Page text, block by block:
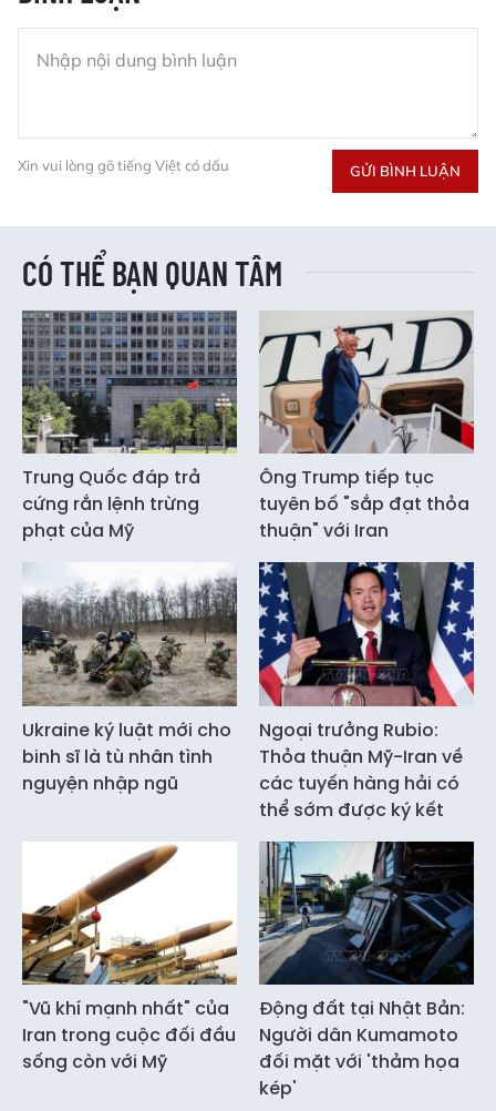
Xin vui lòng gõ tiếng Việt có dấu GỬI BÌNH LUẬN
CÓ THỂ BẠN QUAN TÂM
Trung Quốc đáp trả
cứng rắn lệnh trừng
phạt của Mỹ
Ông Trump tiếp tục
tuyên bố "sắp đạt thỏa
thuận" với Iran
Ukraine ký luật mới cho
binh sĩ là tù nhân tình
nguyện nhập ngũ
Ngoại trưởng Rubio:
Thỏa thuận Mỹ-Iran về
các tuyến hàng hải có
thể sớm được ký kết
"Vũ khí mạnh nhất" của
Iran trong cuộc đối đầu
sống còn với Mỹ
Động đất tại Nhật Bản:
Người dân Kumamoto
đối mặt với 'thảm họa
kép'